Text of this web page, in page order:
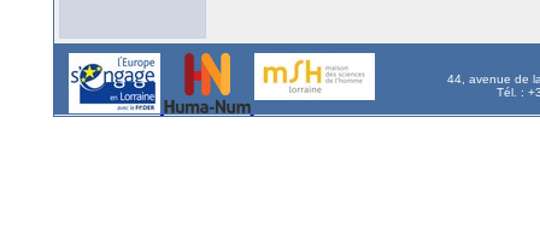
44, avenue de
Tél. :